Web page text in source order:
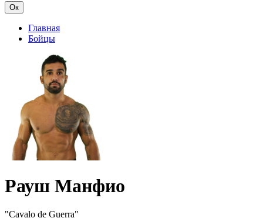
Ок
Главная
Бойцы
Рауш Манфио
"Cavalo de Guerra"